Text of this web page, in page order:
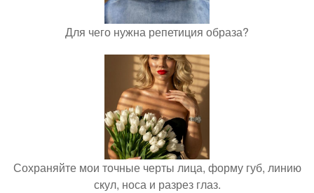
Для чего нужна репетиция образа?
Сохраняйте мои точные черты лица, форму губ, линию
скул, носа и разрез глаз.